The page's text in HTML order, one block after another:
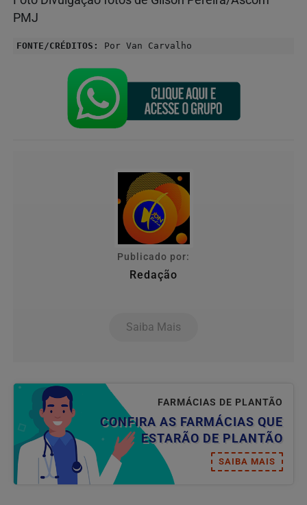
PMJ
FONTE/CRÉDITOS: Por Van Carvalho
Publicado por:
Redação
Saiba Mais
FARMÁCIAS DE PLANTÃO
CONFIRA AS FARMÁCIAS QUE
ESTARÃO DE PLANTÃO
SAIBA MAIS